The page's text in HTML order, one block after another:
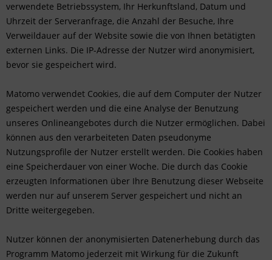
verwendete Betriebssystem, Ihr Herkunftsland, Datum und
Uhrzeit der Serveranfrage, die Anzahl der Besuche, Ihre
Verweildauer auf der Website sowie die von Ihnen betätigten
externen Links. Die IP-Adresse der Nutzer wird anonymisiert,
bevor sie gespeichert wird.
Matomo verwendet Cookies, die auf dem Computer der Nutzer
gespeichert werden und die eine Analyse der Benutzung
unseres Onlineangebotes durch die Nutzer ermöglichen. Dabei
können aus den verarbeiteten Daten pseudonyme
Nutzungsprofile der Nutzer erstellt werden. Die Cookies haben
eine Speicherdauer von einer Woche. Die durch das Cookie
erzeugten Informationen über Ihre Benutzung dieser Webseite
werden nur auf unserem Server gespeichert und nicht an
Dritte weitergegeben.
Nutzer können der anonymisierten Datenerhebung durch das
Programm Matomo jederzeit mit Wirkung für die Zukunft